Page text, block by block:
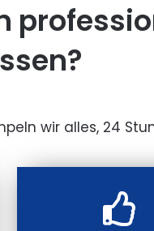
wir alles, 24